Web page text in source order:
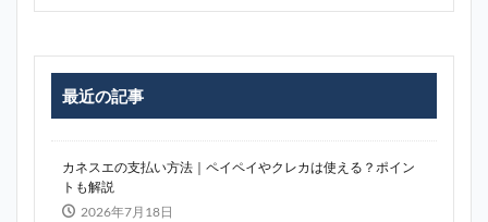
最近の記事
カネスエの支払い方法｜ペイペイやクレカは使える？ポイン
トも解説
2026年7月18日